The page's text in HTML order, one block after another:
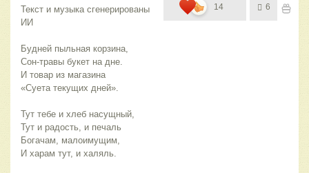
Текст и музыка сгенерированы
ИИ
Будней пыльная корзина,
Сон-травы букет на дне.
И товар из магазина
«Суета текущих дней».
Тут тебе и хлеб насущный,
Тут и радость, и печаль
Богачам, малоимущим,
И харам тут, и халяль.
14 6